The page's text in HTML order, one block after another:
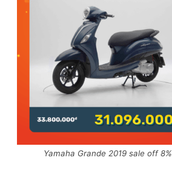
Yamaha Grande 2019 sale off 8%